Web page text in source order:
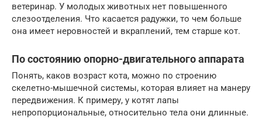
ветеринар. У молодых животных нет повышенного
слезоотделения. Что касается радужки, то чем больше
она имеет неровностей и вкраплений, тем старше кот.
По состоянию опорно-двигательного аппарата
Понять, каков возраст кота, можно по строению
скелетно-мышечной системы, которая влияет на манеру
передвижения. К примеру, у котят лапы
непропорциональные, относительно тела они длинные.